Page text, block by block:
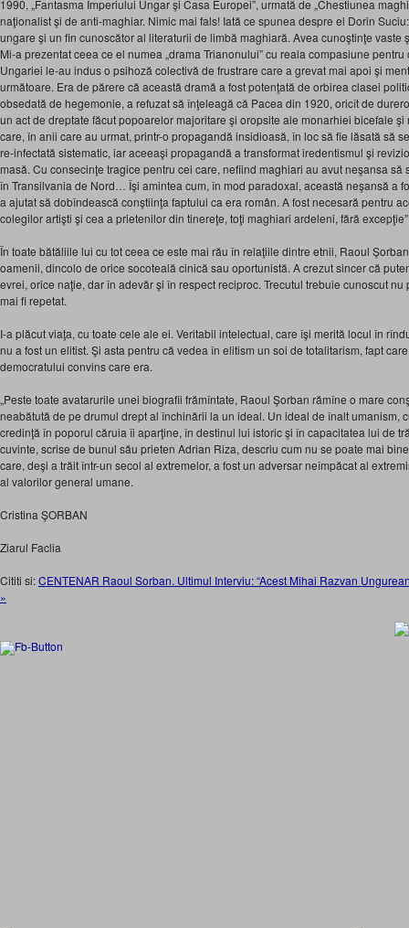
1990, „Fantasma Imperiului Ungar şi Casa Europei”, urmată de „Chestiunea
naţionalist şi de anti-maghiar. Nimic mai fals! Iată ce spunea despre el Dorin
ungare şi un fin cunoscător al literaturii de limbă maghiară. Avea cunoştinţe vaste
Mi-a prezentat ceea ce el numea „drama Trianonului” cu reala compasiune
Ungariei le-au indus o psihoză colectivă de frustrare care a grevat mai apoi şi
următoare. Era de părere că această dramă a fost potenţată de orbirea clasei
obsedată de hegemonie, a refuzat să înţeleagă că Pacea din 1920, oricît de
un act de dreptate făcut popoarelor majoritare şi oropsite ale monarhiei bicefale
care, în anii care au urmat, printr-o propagandă insidioasă, în loc să fie lăsată să
re-infectată sistematic, iar aceeaşi propagandă a transformat iredentismul şi
masă. Cu consecinţe tragice pentru cei care, nefiind maghiari au avut neşansa
în Transilvania de Nord… Îşi amintea cum, în mod paradoxal, această neşansă a
a ajutat să dobîndească conştiinţa faptului ca era român. A fost necesară pentru
colegilor artişti şi cea a prietenilor din tinereţe, toţi maghiari ardeleni, fără
În toate bătăliile lui cu tot ceea ce este mai rău în relaţiile dintre etnii, Raoul
oamenii, dincolo de orice socoteală cinică sau oportunistă. A crezut sincer că
evrei, orice naţie, dar în adevăr şi în respect reciproc. Trecutul trebuie cunoscut
mai fi repetat.
I-a plăcut viaţa, cu toate cele ale ei. Veritabil intelectual, care îşi merită locul în
nu a fost un elitist. Şi asta pentru că vedea în elitism un soi de totalitarism, fapt
democratului convins care era.
„Peste toate avatarurile unei biografii frămîntate, Raoul Şorban rămîne o mare
neabătută de pe drumul drept al închinării la un ideal. Un ideal de înalt umanism,
credinţă în poporul căruia îi aparţine, în destinul lui istoric şi în capacitatea lui de
cuvinte, scrise de bunul său prieten Adrian Riza, descriu cum nu se poate mai
care, deşi a trăit într-un secol al extremelor, a fost un adversar neîmpăcat al
al valorilor general umane.
Cristina ŞORBAN
Ziarul Faclia
Cititi si:CENTENAR Raoul Sorban. Ultimul Interviu: “Acest Mihai Razvan
»